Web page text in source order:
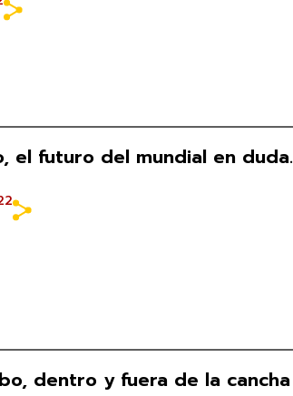
el futuro del mundial en duda.
dentro y fuera de la cancha